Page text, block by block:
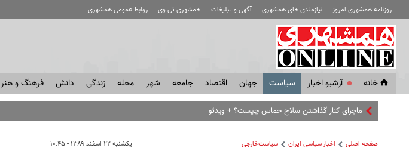
روزنامه همشهری امروز نیازمندی های همشهری آگهی و تبلیغات همشهری تی وی روابط عمومی همشهری
خانه آرشیو اخبار سياست جهان اقتصاد جامعه شهر محله زندگی دانش فرهنگ و هنر
صفحه اصلی اخبار سیاسی ایران سیاست‌خارجی یکشنبه ۲۲ اسفند ۱۳۸۹ - ۱۰:۴۵